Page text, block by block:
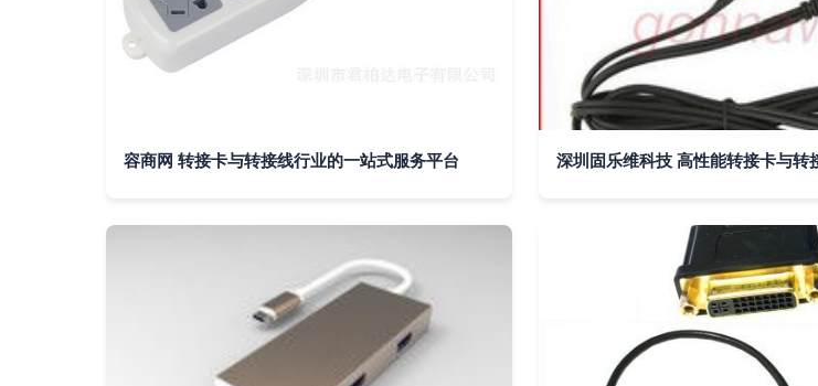
容商网 转接卡与转接线行业的一站式服务平台 深圳固乐维科技 高性能转接卡与转